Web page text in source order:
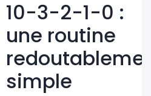
10-3-2-1-0 :
une routine
redoutablement
simple